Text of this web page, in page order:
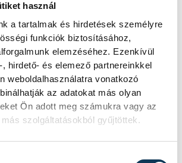
használ
a tartalmak és hirdetések személyre
funkciók biztosításához,
elemzéséhez. Ezenkívül
hirdető- és elemező partnereinkkel
weboldalhasználatra vonatkozó
az adatokat más olyan
Ön adott meg számukra vagy az
szolgáltatásokból gyűjtöttek.
érhető
Galaxy Z Flip6